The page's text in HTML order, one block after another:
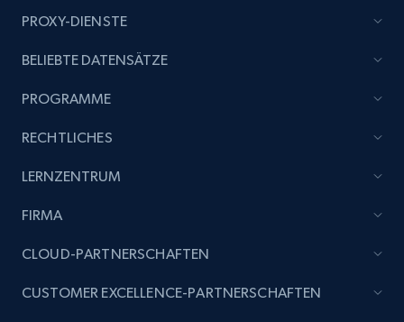
5.3K+ 384+
YouTube - Channels
URL, Handle, Handle md5, Banner img, Profile
more.
Social media
PROXY-DIENSTE
BELIEBTE DATENSÄTZE
PROGRAMME
RECHTLICHES
LERNZENTRUM
FIRMA
CLOUD-PARTNERSCHAFTEN
CUSTOMER EXCELLENCE-PARTNERSCHAFTEN